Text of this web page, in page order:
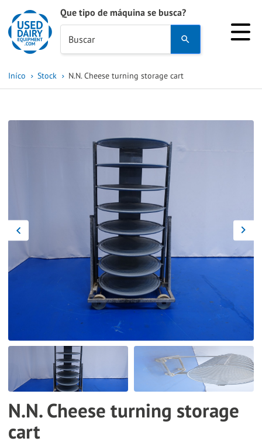
Que tipo de máquina se busca?
Buscar
and
select
a
result.
Press
enter
to
the
selected
search
result.
Touch
device
can
use
Iníco Stock N.N. Cheese turning storage cart
N.N. Cheese turning storage
cart